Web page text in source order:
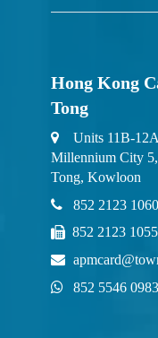
Hong Kong
Tong
Units 11B-
Millennium City
Tong, Kowloon
852 2123 1060
852 2123 1055
852 5546 0983